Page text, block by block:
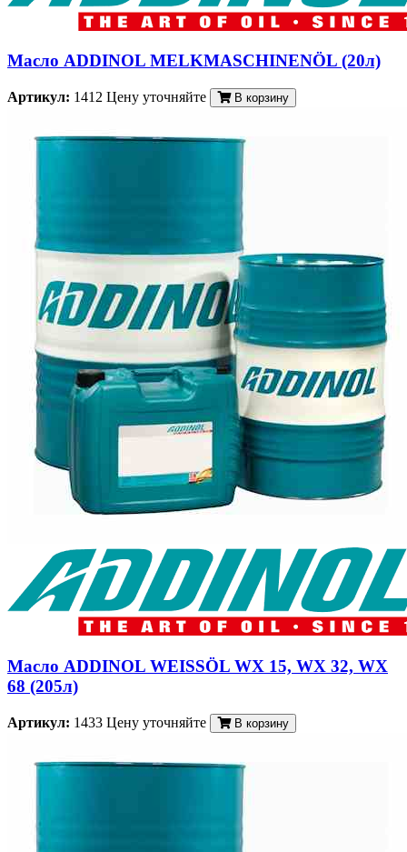
Масло ADDINOL MELKMASCHINENÖL (20л)
Артикул: 1412 Цену уточняйте В корзину
Масло ADDINOL WEISSÖL WX 15, WX 32, WX
68 (205л)
Артикул: 1433 Цену уточняйте В корзину